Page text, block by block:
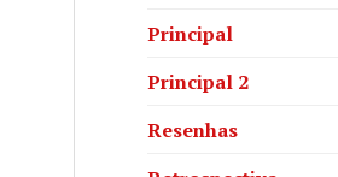
Principal
Principal 2
Resenhas